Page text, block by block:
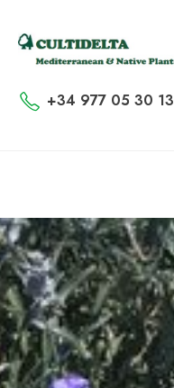
+34 977 05 30 13